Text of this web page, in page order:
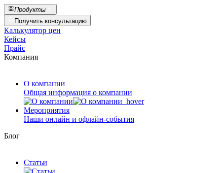
Продукты
Получить консультацию
Калькулятор цен
Кейсы
Прайс
Компания
О компании
Общая информация о компании
Мероприятия
Наши онлайн и офлайн-события
Блог
Статьи